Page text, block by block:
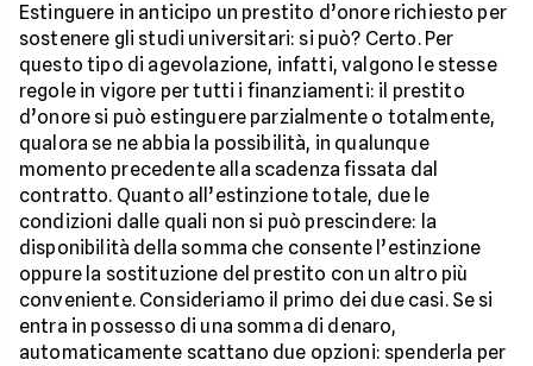
Estinguere in anticipo un prestito d’onore richiesto per
sostenere gli studi universitari: si può? Certo. Per
questo tipo di agevolazione, infatti, valgono le stesse
regole in vigore per tutti i finanziamenti: il prestito
d’onore si può estinguere parzialmente o totalmente,
qualora se ne abbia la possibilità, in qualunque
momento precedente alla scadenza fissata dal
contratto. Quanto all’estinzione totale, due le
condizioni dalle quali non si può prescindere: la
disponibilità della somma che consente l’estinzione
oppure la sostituzione del prestito con un altro più
conveniente. Consideriamo il primo dei due casi. Se si
entra in possesso di una somma di denaro,
automaticamente scattano due opzioni: spenderla per